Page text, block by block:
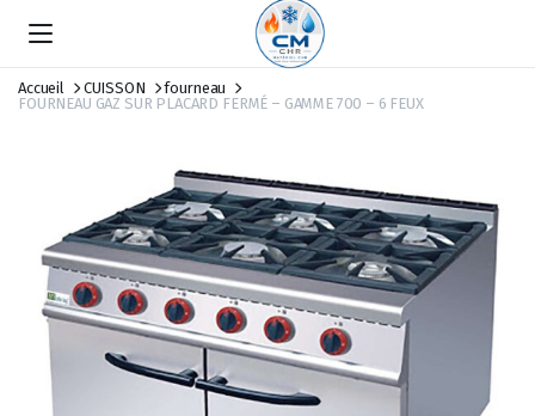
Accueil CUISSON
fourneau
FOURNEAU GAZ SUR PLACARD FERMÉ – GAMME 700 – 6 FEUX